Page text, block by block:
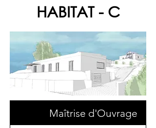
HABITAT - C
Maîtrise d'Ouvrage